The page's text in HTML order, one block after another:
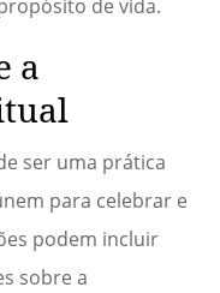
de vida.
a
ser uma prática
para celebrar e
podem incluir
sobre a